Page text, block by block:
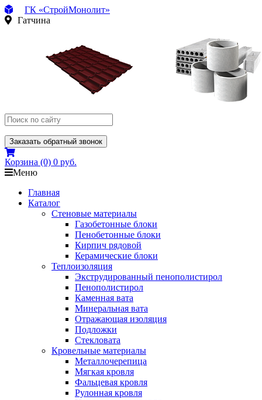
ГК «СтройМонолит»
Гатчина
Заказать обратный звонок
Корзина (0) 0 руб.
Меню
Главная
Каталог
Стеновые материалы
Газобетонные блоки
Пенобетонные блоки
Кирпич рядовой
Керамические блоки
Теплоизоляция
Экструдированный пенополистирол
Пенополистирол
Каменная вата
Минеральная вата
Отражающая изоляция
Подложки
Стекловата
Кровельные материалы
Металлочерепица
Мягкая кровля
Фальцевая кровля
Рулонная кровля